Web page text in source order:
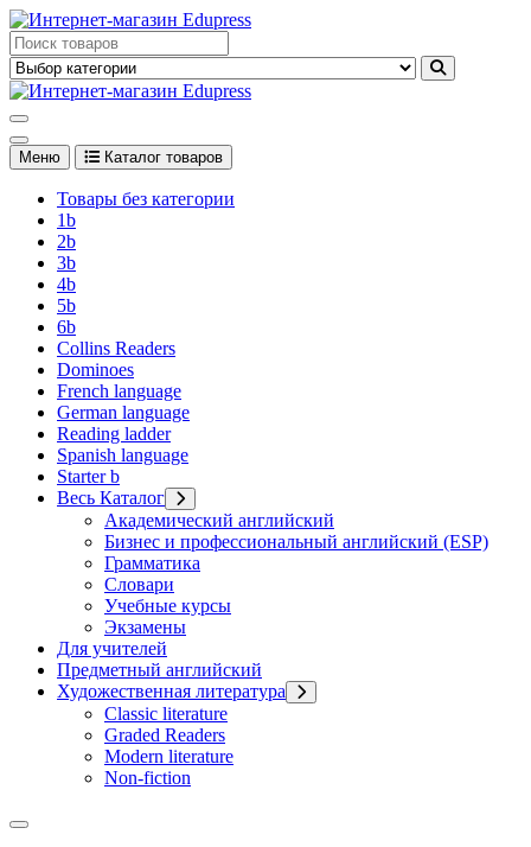
Перейти
к
содержимому
Edupress Uzbekistan, Edupress Узбекистан, книги, учебники на
английском языке
английском языке
Меню Каталог товаров
Товары без категории
1b
2b
3b
4b
5b
6b
Collins Readers
Dominoes
French language
German language
Reading ladder
Spanish language
Starter b
Весь Каталог
Академический английский
Бизнес и профессиональный английский (ESP)
Грамматика
Словари
Учебные курсы
Экзамены
Для учителей
Предметный английский
Художественная литература
Classic literature
Graded Readers
Modern literature
Non-fiction